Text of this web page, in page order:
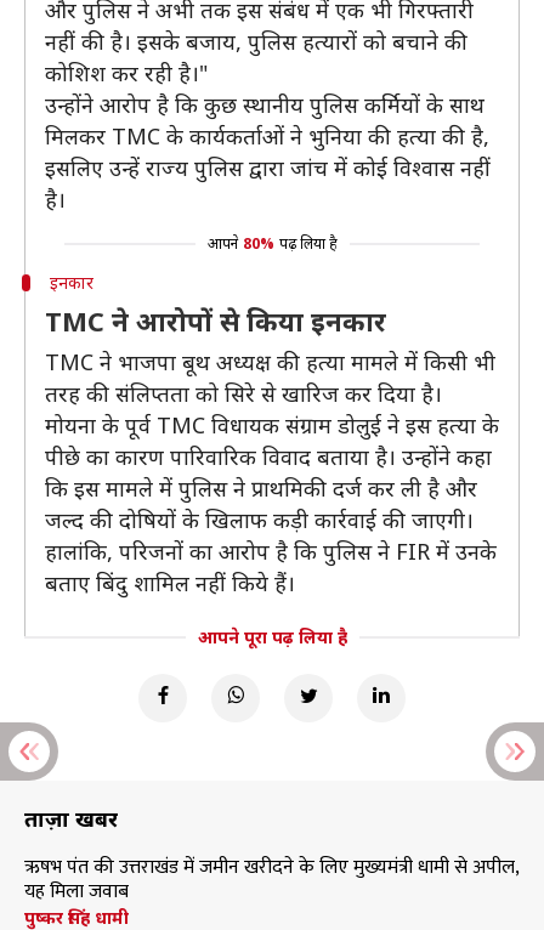
और पुलिस ने अभी तक इस संबंध में एक भी गिरफ्तारी
नहीं की है। इसके बजाय, पुलिस हत्यारों को बचाने की
कोशिश कर रही है।"
उन्होंने आरोप है कि कुछ स्थानीय पुलिस कर्मियों के साथ
मिलकर TMC के कार्यकर्ताओं ने भुनिया की हत्या की है,
इसलिए उन्हें राज्य पुलिस द्वारा जांच में कोई विश्वास नहीं
है।
आपने 80% पढ़ लिया है
इनकार
TMC ने आरोपों से किया इनकार
TMC ने भाजपा बूथ अध्यक्ष की हत्या मामले में किसी भी
तरह की संलिप्तता को सिरे से खारिज कर दिया है।
मोयना के पूर्व TMC विधायक संग्राम डोलुई ने इस हत्या के
पीछे का कारण पारिवारिक विवाद बताया है। उन्होंने कहा
कि इस मामले में पुलिस ने प्राथमिकी दर्ज कर ली है और
जल्द की दोषियों के खिलाफ कड़ी कार्रवाई की जाएगी।
हालांकि, परिजनों का आरोप है कि पुलिस ने FIR में उनके
बताए बिंदु शामिल नहीं किये हैं।
आपने पूरा पढ़ लिया है
ताज़ा खबरें
ऋषभ पंत की उत्तराखंड में जमीन खरीदने के लिए मुख्यमंत्री धामी से अपील,
यह मिला जवाब
पुष्कर सिंह धामी